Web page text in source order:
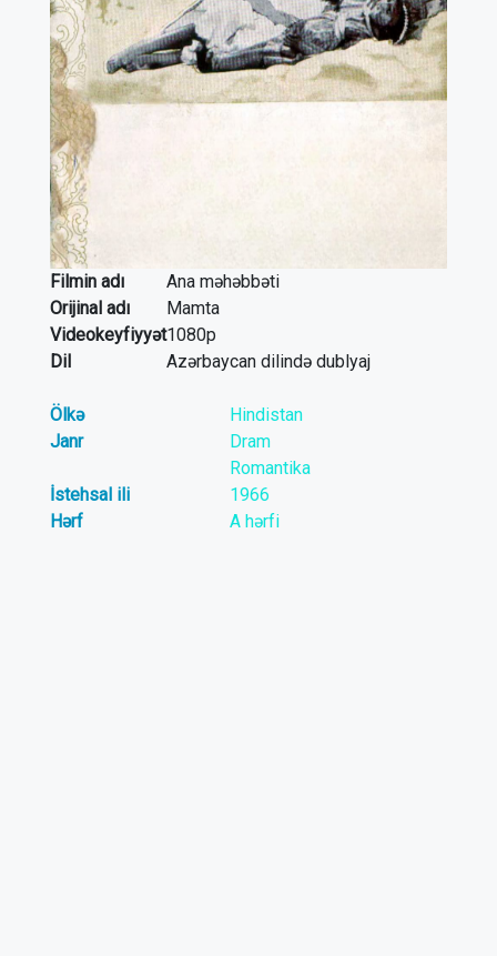
Filmin adı
Ana məhəbbəti
Orijinal adı
Mamta
Videokeyfiyyət1080p
Dil
Azərbaycan dilində dublyaj
Ölkə
Hindistan
Janr
Dram
Romantika
İstehsal ili
1966
Hərf
A hərfi